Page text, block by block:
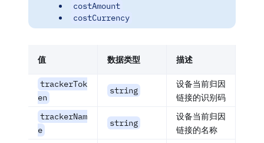
costAmount
costCurrency
值 数据类型 描述
trackerTok
en
string
设备当前归因
链接的识别码
trackerNam
e
string
设备当前归因
链接的名称